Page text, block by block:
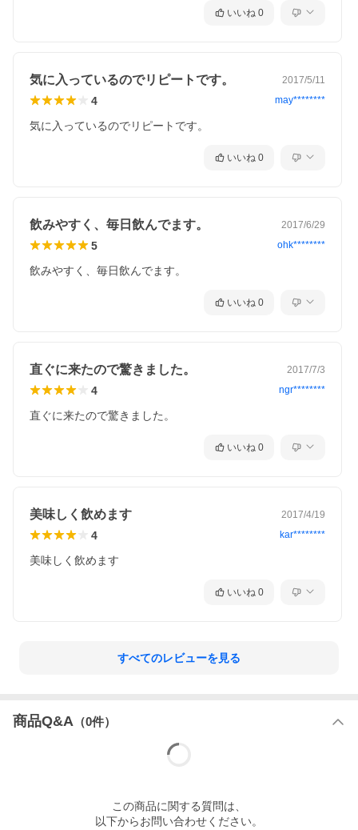
いいね 0
気に入っているのでリピートです。 2017/5/11
4 may********
気に入っているのでリピートです。
いいね 0
飲みやすく、毎日飲んでます。 2017/6/29
5 ohk********
飲みやすく、毎日飲んでます。
いいね 0
直ぐに来たので驚きました。 2017/7/3
4 ngr********
直ぐに来たので驚きました。
いいね 0
美味しく飲めます 2017/4/19
4 kar********
美味しく飲めます
いいね 0
すべてのレビューを見る
商品Q&A （0件）
この商品に関する質問は、
以下からお問い合わせください。